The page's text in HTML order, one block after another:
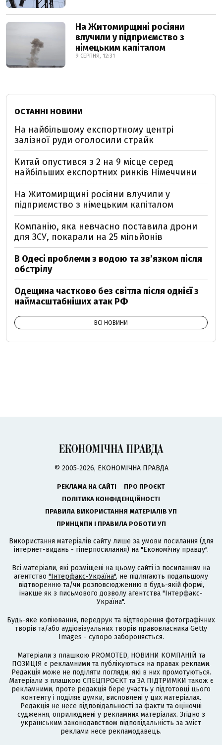
На Житомирщині росіяни
влучили у підприємство з
німецьким капіталом
9 СЕРПНЯ, 12:31
ОСТАННІ НОВИНИ
На найбільшому експортному центрі
залізної руди оголосили страйк
Китай опустився з 2 на 9 місце серед
найбільших експортних ринків Німеччини
На Житомирщині росіяни влучили у
підприємство з німецьким капіталом
Компанію, яка невчасно поставила дрони
для ЗСУ, покарали на 25 мільйонів
В Одесі проблеми з водою та звʼязком після
обстрілу
Одещина частково без світла після однієї з
наймасштабніших атак РФ
ВСІ НОВИНИ
© 2005-2026, ЕКОНОМІЧНА ПРАВДА
РЕКЛАМА НА САЙТІ
ПРО ПРОЄКТ
ПОЛІТИКА КОНФІДЕНЦІЙНОСТІ
ПРАВИЛА ВИКОРИСТАННЯ МАТЕРІАЛІВ УП
ПРИНЦИПИ І ПРАВИЛА РОБОТИ УП
Використання матеріалів сайту лише за умови посилання (для
інтернет-видань - гіперпосилання) на "Економічну правду".
Всі матеріали, які розміщені на цьому сайті із посиланням на
агентство "Інтерфакс-Україна", не підлягають подальшому
відтворенню та/чи розповсюдженню в будь-якій формі,
інакше як з письмового дозволу агентства "Інтерфакс-
Україна".
Будь-яке копіювання, передрук та відтворення фотографічних
творів та/або аудіовізуальних творів правовласника Getty
Images - суворо забороняється.
Матеріали з плашкою PROMOTED, НОВИНИ КОМПАНІЙ та
ПОЗИЦІЯ є рекламними та публікуються на правах реклами.
Редакція може не поділяти погляди, які в них промотуються.
Матеріали з плашкою СПЕЦПРОЄКТ та ЗА ПІДТРИМКИ також є
рекламними, проте редакція бере участь у підготовці цього
контенту і поділяє думки, висловлені у цих матеріалах.
Редакція не несе відповідальності за факти та оціночні
судження, оприлюднені у рекламних матеріалах. Згідно з
українським законодавством відповідальність за зміст
реклами несе рекламодавець.